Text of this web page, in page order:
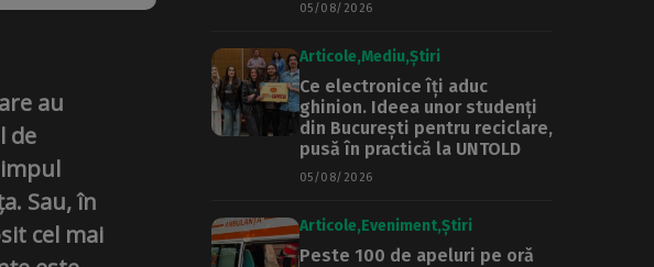
au
de
Sau, în
cel mai
05/08/2026
Articole Mediu Știri
Ce electronice îți aduc
ghinion. Ideea unor studenți
din București pentru reciclare,
pusă în practică la UNTOLD
05/08/2026
Articole Eveniment Știri
Peste 100 de apeluri pe oră